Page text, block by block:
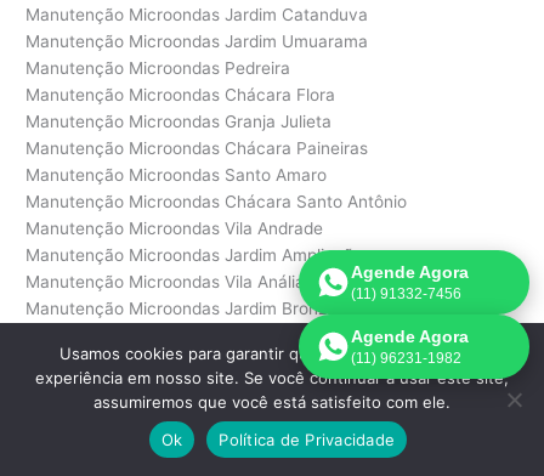
Manutenção Microondas Jardim Catanduva
Manutenção Microondas Jardim Umuarama
Manutenção Microondas Pedreira
Manutenção Microondas Chácara Flora
Manutenção Microondas Granja Julieta
Manutenção Microondas Chácara Paineiras
Manutenção Microondas Santo Amaro
Manutenção Microondas Chácara Santo Antônio
Manutenção Microondas Vila Andrade
Manutenção Microondas Jardim Ampliação
Manutenção Microondas Vila Anália
Manutenção Microondas Jardim Bronzato
Manutenção Microondas Jardim do Colégio
Manutenção Microondas Vila Ernesto
Manutenção Microondas Jardim Eunice
Manutenção Microondas Jardim Fonte do Morumbi
Manutenção Microondas Jardim Helena
Agende Agora
(11) 91332-7456
Agende Agora
(11) 96231-1982
Usamos cookies para garantir que oferecemos a melhor
experiência em nosso site. Se você continuar a usar este site,
assumiremos que você está satisfeito com ele.
Ok
Política de Privacidade